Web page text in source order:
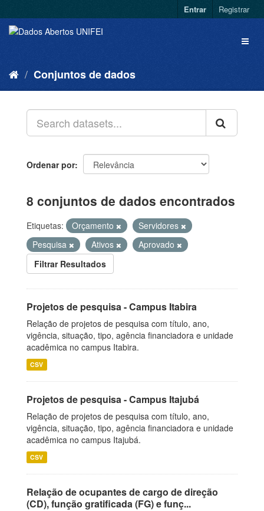
Entrar Registrar
Conjuntos de dados
Ordenar por
8 conjuntos de dados encontrados
Etiquetas: Orçamento
Servidores
Pesquisa
Ativos
Aprovado
Filtrar Resultados
Projetos de pesquisa - Campus Itabira
Relação de projetos de pesquisa com título, ano,
vigência, situação, tipo, agência financiadora e unidade
acadêmica no campus Itabira.
CSV
Projetos de pesquisa - Campus Itajubá
Relação de projetos de pesquisa com título, ano,
vigência, situação, tipo, agência financiadora e unidade
acadêmica no campus Itajubá.
CSV
Relação de ocupantes de cargo de direção
(CD), função gratificada (FG) e funç...